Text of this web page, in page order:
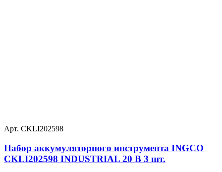
Арт. CKLI202598
Набор аккумуляторного инструмента INGCO
CKLI202598 INDUSTRIAL 20 В 3 шт.